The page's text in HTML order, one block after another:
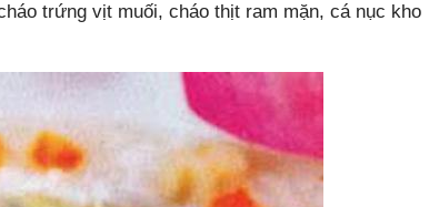
trứng vịt muối, cháo thịt ram mặn, cá nục kho